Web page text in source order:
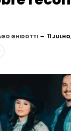
GHIDOTTI 11